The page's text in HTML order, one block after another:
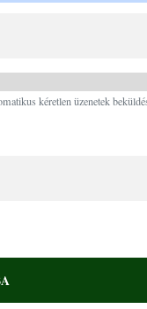
kéretlen üzenetek